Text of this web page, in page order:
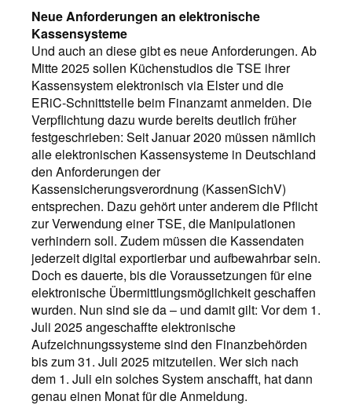
Neue Anforderungen an elektronische
Kassensysteme
Und auch an diese gibt es neue Anforderungen. Ab
Mitte 2025 sollen Küchenstudios die TSE ihrer
Kassensystem elektronisch via Elster und die
ERiC-Schnittstelle beim Finanzamt anmelden. Die
Verpflichtung dazu wurde bereits deutlich früher
festgeschrieben: Seit Januar 2020 müssen nämlich
alle elektronischen Kassensysteme in Deutschland
den Anforderungen der
Kassensicherungsverordnung (KassenSichV)
entsprechen. Dazu gehört unter anderem die Pflicht
zur Verwendung einer TSE, die Manipulationen
verhindern soll. Zudem müssen die Kassendaten
jederzeit digital exportierbar und aufbewahrbar sein.
Doch es dauerte, bis die Voraussetzungen für eine
elektronische Übermittlungsmöglichkeit geschaffen
wurden. Nun sind sie da – und damit gilt: Vor dem 1.
Juli 2025 angeschaffte elektronische
Aufzeichnungssysteme sind den Finanzbehörden
bis zum 31. Juli 2025 mitzuteilen. Wer sich nach
dem 1. Juli ein solches System anschafft, hat dann
genau einen Monat für die Anmeldung.